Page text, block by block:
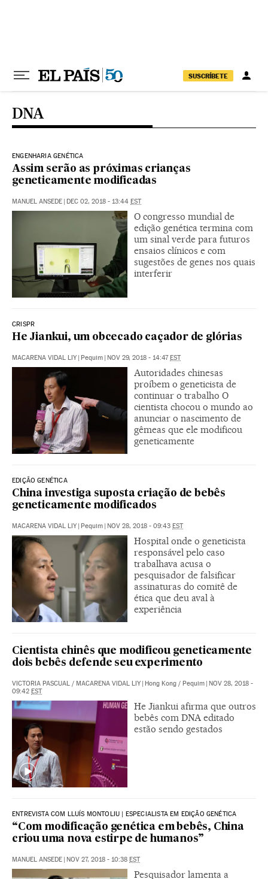
SUSCRÍBETE
DNA
ENGENHARIA GENÉTICA
Assim serão as próximas crianças
geneticamente modificadas
MANUEL ANSEDE | DEC 02, 2018 - 13:44 EST
O congresso mundial de
edição genética termina com
um sinal verde para futuros
ensaios clínicos e com
sugestões de genes nos quais
interferir
CRISPR
He Jiankui, um obcecado caçador de glórias
MACARENA VIDAL LIY | Pequim | NOV 29, 2018 - 14:47EST
Autoridades chinesas
proíbem o geneticista de
continuar o trabalho O
cientista chocou o mundo ao
anunciar o nascimento de
gêmeas que ele modificou
geneticamente
EDIÇÃO GENÉTICA
China investiga suposta criação de bebês
geneticamente modificados
MACARENA VIDAL LIY | Pequim | NOV 28, 2018 - 09:43 EST
Hospital onde o geneticista
responsável pelo caso
trabalhava acusa o
pesquisador de falsificar
assinaturas do comitê de
ética que deu aval à
experiência
Cientista chinês que modificou geneticamente
dois bebês defende seu experimento
VICTORIA PASCUAL / MACARENA VIDAL LIY | Hong Kong / Pequim | NOV 28, 2018 -
09:42 EST
He Jiankui afirma que outros
bebês com DNA editado
estão sendo gestados
ENTREVISTA COM LLUÍS MONTOLIU | ESPECIALISTA EM EDIÇÃO GENÉTICA
“Com modificação genética em bebês, China
criou uma nova estirpe de humanos”
MANUEL ANSEDE | NOV 27, 2018 - 10:38 EST
Pesquisador lamenta a